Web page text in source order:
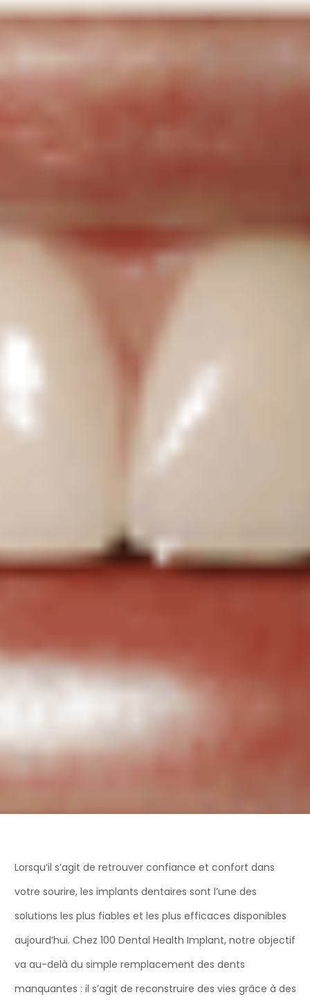
Lorsqu’il s’agit de retrouver confiance et confort dans
votre sourire, les implants dentaires sont l’une des
solutions les plus fiables et les plus efficaces disponibles
aujourd’hui. Chez 100 Dental Health Implant, notre objectif
va au-delà du simple remplacement des dents
manquantes : il s’agit de reconstruire des vies grâce à des